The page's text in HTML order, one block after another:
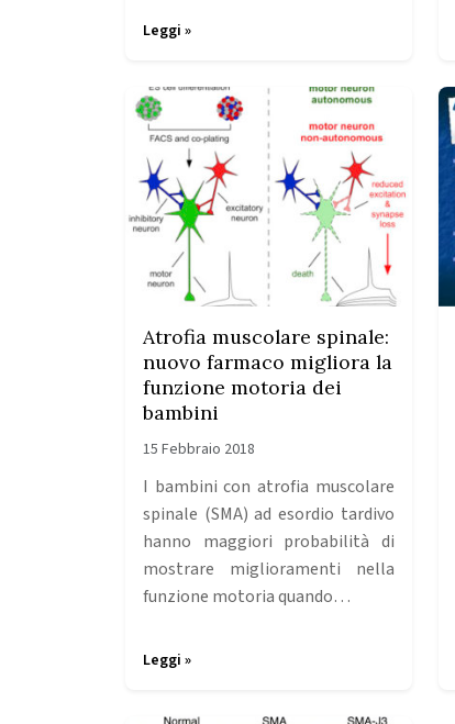
Leggi »
Atrofia muscolare spinale:
nuovo farmaco migliora la
funzione motoria dei
bambini
15 Febbraio 2018
I bambini con atrofia muscolare
spinale (SMA) ad esordio tardivo
hanno maggiori probabilità di
mostrare miglioramenti nella
funzione motoria quando…
Leggi »